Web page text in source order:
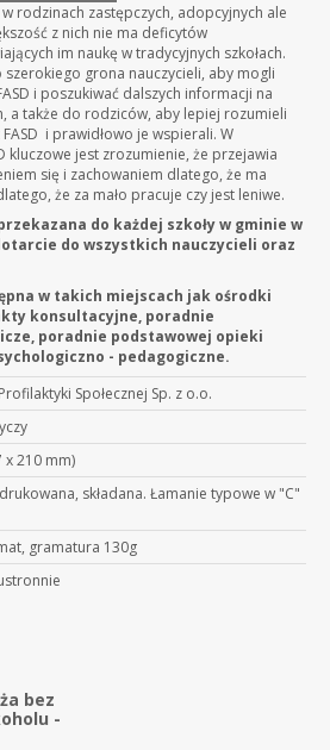
w rodzinach zastępczych, adopcyjnych ale
z nich nie ma deficytów
im naukę w tradycyjnych szkołach.
grona nauczycieli, aby mogli
i poszukiwać dalszych informacji na
a także do rodziców, aby lepiej rozumieli
i prawidłowo je wspierali. W
kluczowe jest zrozumienie, że przejawia
się i zachowaniem dlatego, że ma
że za mało pracuje czy jest leniwe.
do każdej szkoły w gminie w
do wszystkich nauczycieli oraz
w takich miejscach jak ośrodki
konsultacyjne, poradnie
poradnie podstawowej opieki
- pedagogiczne.
Społecznej Sp. z o.o.
x 210 mm)
składana. Łamanie typowe w "C"
gramatura 130g
bez
-